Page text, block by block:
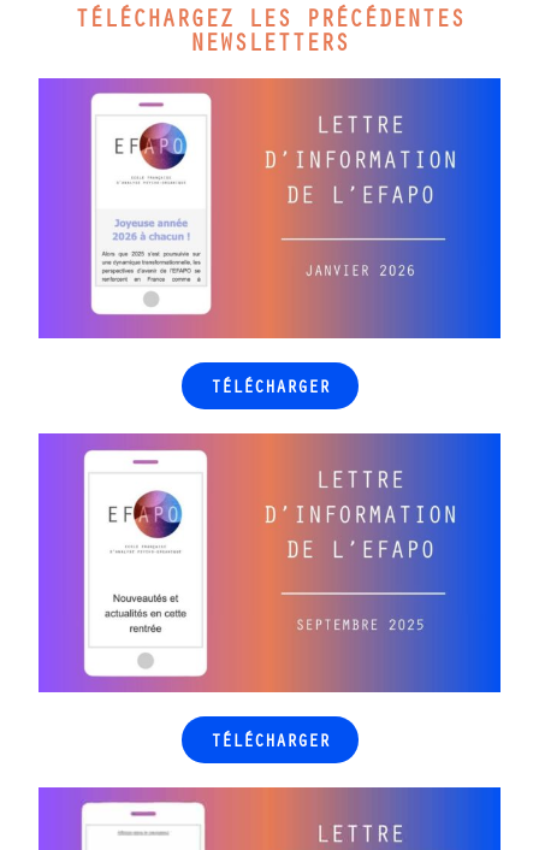
TÉLÉCHARGEZ LES PRÉCÉDENTES
NEWSLETTERS
TÉLÉCHARGER
TÉLÉCHARGER